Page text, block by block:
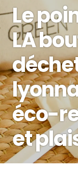
Le
LA
éco-
et